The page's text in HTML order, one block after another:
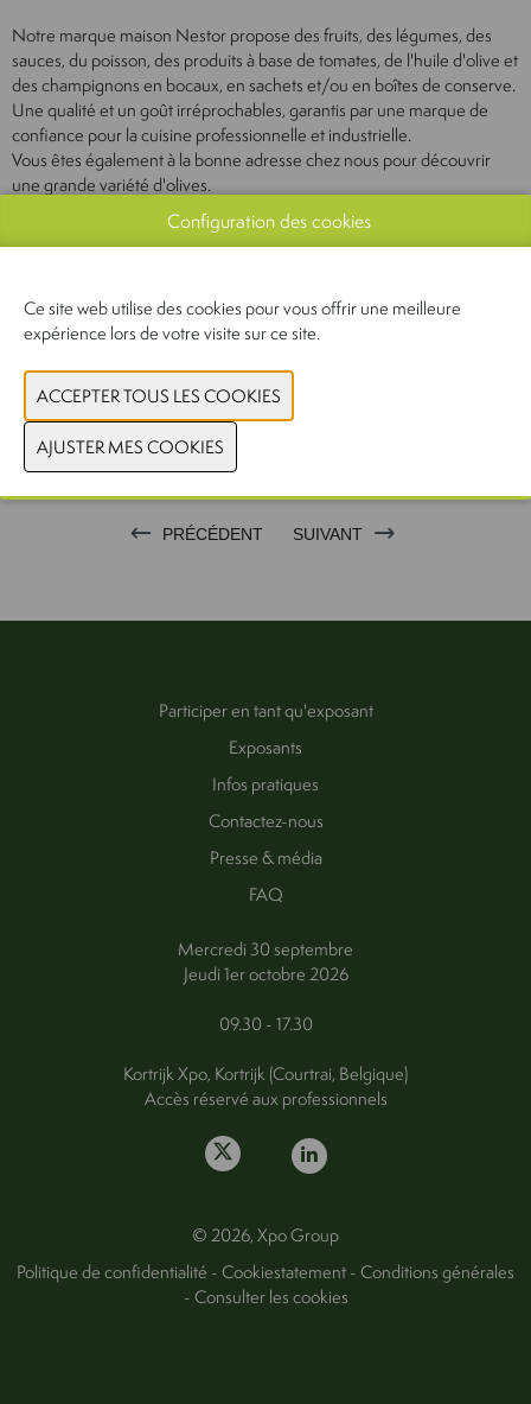
Notre marque maison Nestor propose des fruits, des légumes, des
sauces, du poisson, des produits à base de tomates, de l'huile d'olive et
des champignons en bocaux, en sachets et/ou en boîtes de conserve.
Une qualité et un goût irréprochables, garantis par une marque de
confiance pour la cuisine professionnelle et industrielle.
Vous êtes également à la bonne adresse chez nous pour découvrir
une grande variété d'olives.
CONTACTEZ-NOUS
PRÉCÉDENT SUIVANT
Participer en tant qu'exposant
Exposants
Infos pratiques
Contactez-nous
Presse & média
FAQ
Mercredi 30 septembre
Jeudi 1er octobre 2026
09.30 - 17.30
Kortrijk Xpo, Kortrijk (Courtrai, Belgique)
Accès réservé aux professionnels
© 2026, Xpo Group
Politique de confidentialité -Cookiestatement-Conditions générales
-Consulter les cookies
Configuration des cookies
Ce site web utilise des cookies pour vous offrir une meilleure
expérience lors de votre visite sur ce site.